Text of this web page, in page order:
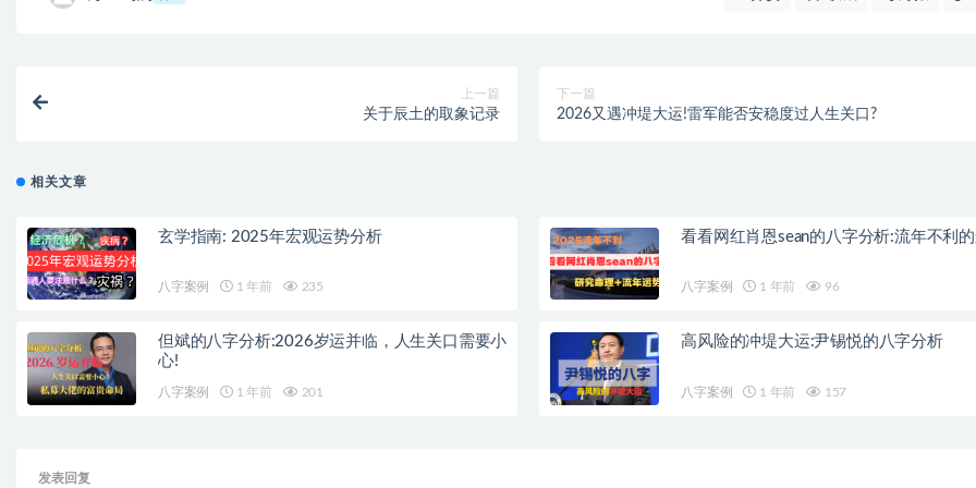
上一篇
关于辰土的取象记录
下一篇
2026又遇冲堤大运!雷军能否安稳度过人生关口?
相关文章
玄学指南: 2025年宏观运势分析
八字案例 1 年前 235
看看网红肖恩sean的八字分析:流年不利
八字案例 1 年前 96
但斌的八字分析:2026岁运并临，人生关口需要小
心!
八字案例 1 年前 201
高风险的冲堤大运:尹锡悦的八字分析
八字案例 1 年前 157
发表回复